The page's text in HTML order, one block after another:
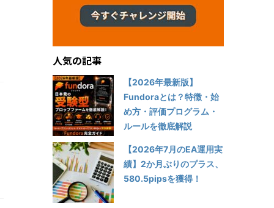
人気の記事
【2026年最新版】
Fundoraとは？特徴・始
め方・評価プログラム・
ルールを徹底解説
【2026年7月のEA運用実
績】2か月ぶりのプラス、
580.5pipsを獲得！